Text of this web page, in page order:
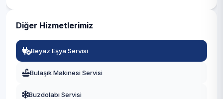
Diğer Hizmetlerimiz
Beyaz Eşya Servisi
Bulaşık Makinesi Servisi
Buzdolabı Servisi